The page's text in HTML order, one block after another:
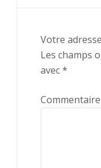
Votre
Les champs
avec*